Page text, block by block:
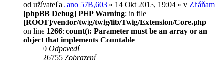
od užívateľa Jano 57B,603 » 14 Okt 2013, 19:04 » v Zháňam
[phpBB Debug] PHP Warning: in file
[ROOT]/vendor/twig/twig/lib/Twig/Extension/Core.php
on line 1266: count(): Parameter must be an array or an
object that implements Countable
0 Odpovedí
26755 Zobrazení